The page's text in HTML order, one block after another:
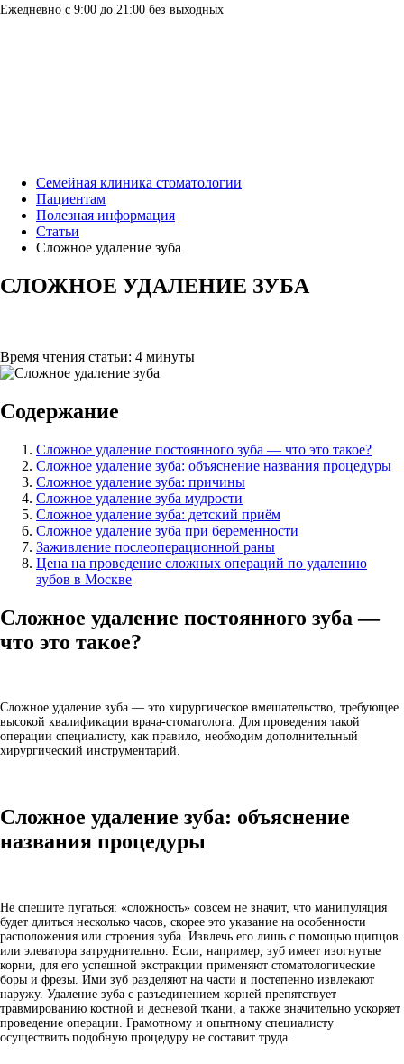
Ежедневно с 9:00 до 21:00 без выходных
Семейная клиника стоматологии
Пациентам
Полезная информация
Статьи
Сложное удаление зуба
СЛОЖНОЕ УДАЛЕНИЕ ЗУБА
Время чтения статьи: 4 минуты
Содержание
Сложное удаление постоянного зуба — что это такое?
Сложное удаление зуба: объяснение названия процедуры
Сложное удаление зуба: причины
Сложное удаление зуба мудрости
Сложное удаление зуба: детский приём
Сложное удаление зуба при беременности
Заживление послеоперационной раны
Цена на проведение сложных операций по удалению
зубов в Москве
Сложное удаление постоянного зуба —
что это такое?
Сложное удаление зуба — это хирургическое вмешательство, требующее
высокой квалификации врача-стоматолога. Для проведения такой
операции специалисту, как правило, необходим дополнительный
хирургический инструментарий.
Сложное удаление зуба: объяснение
названия процедуры
Не спешите пугаться: «сложность» совсем не значит, что манипуляция
будет длиться несколько часов, скорее это указание на особенности
расположения или строения зуба. Извлечь его лишь с помощью щипцов
или элеватора затруднительно. Если, например, зуб имеет изогнутые
корни, для его успешной экстракции применяют стоматологические
боры и фрезы. Ими зуб разделяют на части и постепенно извлекают
наружу. Удаление зуба с разъединением корней препятствует
травмированию костной и десневой ткани, а также значительно ускоряет
проведение операции. Грамотному и опытному специалисту
осуществить подобную процедуру не составит труда.